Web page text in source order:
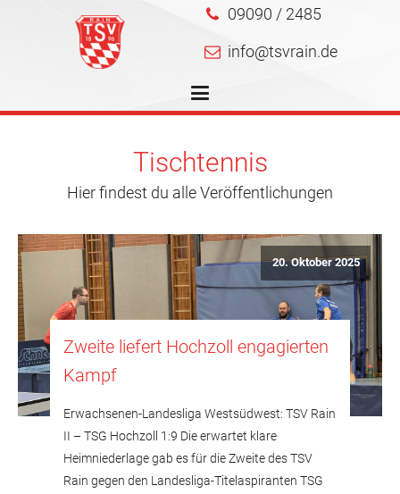
09090 / 2485
info@tsvrain.de
Tischtennis
Hier findest du alle Veröffentlichungen
20. Oktober 2025
Zweite liefert Hochzoll engagierten
Kampf
Erwachsenen-Landesliga Westsüdwest: TSV Rain
II – TSG Hochzoll 1:9 Die erwartet klare
Heimniederlage gab es für die Zweite des TSV
Rain gegen den Landesliga-Titelaspiranten TSG